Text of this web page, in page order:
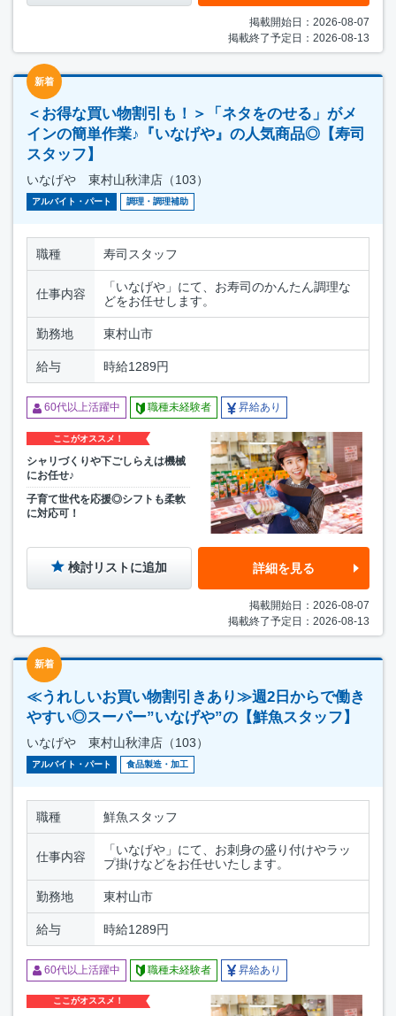
掲載開始日：2026-08-07
掲載終了予定日：2026-08-13
新着
＜お得な買い物割引も！＞「ネタをのせる」がメ
インの簡単作業♪『いなげや』の人気商品◎【寿司
スタッフ】
いなげや 東村山秋津店（103）
アルバイト・パート 調理・調理補助
職種 寿司スタッフ
仕事内容
「いなげや」にて、お寿司のかんたん調理な
どをお任せします。
勤務地 東村山市
給与 時給1289円
60代以上活躍中 職種未経験者 昇給あり
ここがオススメ！
シャリづくりや下ごしらえは機械
にお任せ♪
子育て世代を応援◎シフトも柔軟
に対応可！
検討リストに追加 詳細を見る
掲載開始日：2026-08-07
掲載終了予定日：2026-08-13
新着
≪うれしいお買い物割引きあり≫週2日からで働き
やすい◎スーパー”いなげや”の【鮮魚スタッフ】
いなげや 東村山秋津店（103）
アルバイト・パート 食品製造・加工
職種 鮮魚スタッフ
仕事内容
「いなげや」にて、お刺身の盛り付けやラッ
プ掛けなどをお任せいたします。
勤務地 東村山市
給与 時給1289円
60代以上活躍中 職種未経験者 昇給あり
ここがオススメ！